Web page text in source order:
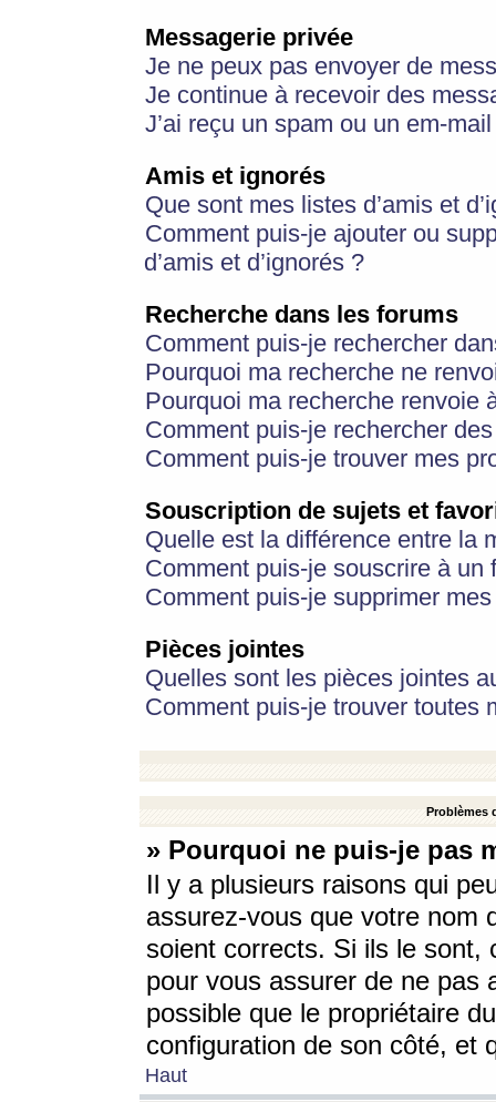
Messagerie privée
Je ne peux pas envoyer de
Je continue à recevoir des
J’ai reçu un spam ou un em-
Amis et ignorés
Que sont mes listes d’amis et
Comment puis-je ajouter ou
d’amis et d’ignorés ?
Recherche dans les forums
Comment puis-je rechercher
Pourquoi ma recherche ne
Pourquoi ma recherche renvoie
Comment puis-je rechercher
Comment puis-je trouver mes
Souscription de sujets et
Quelle est la différence entre la
Comment puis-je souscrire à
Comment puis-je supprimer
Pièces jointes
Quelles sont les pièces jointes
Comment puis-je trouver toutes
Problèmes
» Pourquoi ne puis-je pas
Il y a plusieurs raisons qui
assurez-vous que votre nom
soient corrects. Si ils le sont,
pour vous assurer de ne pas
possible que le propriétaire
configuration de son côté, et
Haut